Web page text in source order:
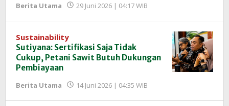
Berita Utama 29 Juni 2026 | 04:17 WIB
InfoSAWIT
Sustainability
Sutiyana: Sertifikasi Saja Tidak
Cukup, Petani Sawit Butuh Dukungan
Pembiayaan
Berita Utama 14 Juni 2026 | 04:35 WIB
InfoSAWIT